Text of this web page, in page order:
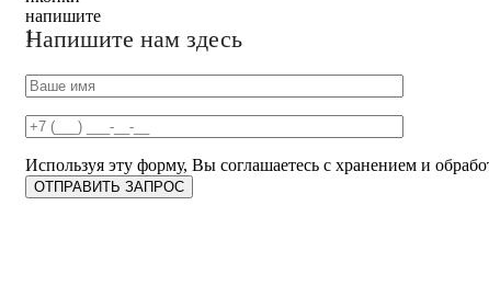
Напишите нам здесь
Используя эту форму, Вы соглашаетесь с хранением и